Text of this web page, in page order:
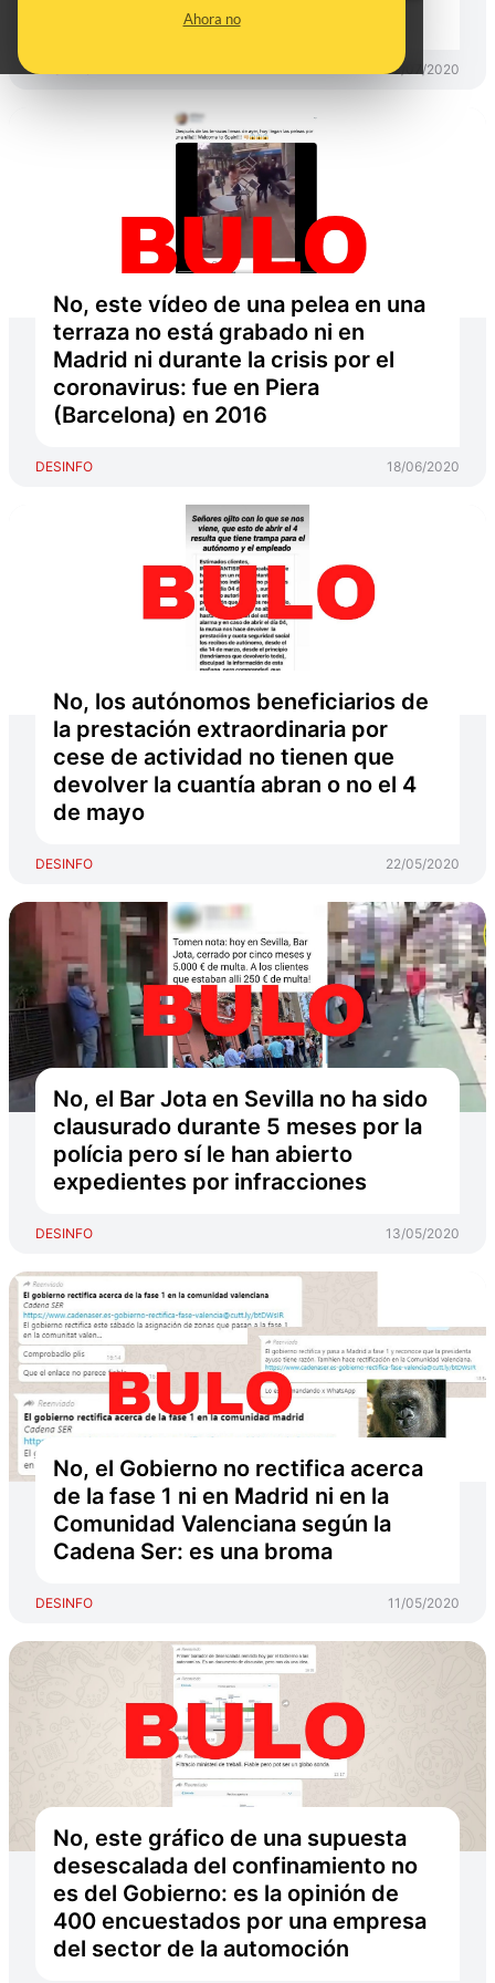
Ahora no
social: es de un hotel de Turquía
DESINFO 02/07/2020
No, este vídeo de una pelea en una
terraza no está grabado ni en
Madrid ni durante la crisis por el
coronavirus: fue en Piera
(Barcelona) en 2016
DESINFO 18/06/2020
No, los autónomos beneficiarios de
la prestación extraordinaria por
cese de actividad no tienen que
devolver la cuantía abran o no el 4
de mayo
DESINFO 22/05/2020
No, el Bar Jota en Sevilla no ha sido
clausurado durante 5 meses por la
polícia pero sí le han abierto
expedientes por infracciones
DESINFO 13/05/2020
No, el Gobierno no rectifica acerca
de la fase 1 ni en Madrid ni en la
Comunidad Valenciana según la
Cadena Ser: es una broma
DESINFO 11/05/2020
No, este gráfico de una supuesta
desescalada del confinamiento no
es del Gobierno: es la opinión de
400 encuestados por una empresa
del sector de la automoción